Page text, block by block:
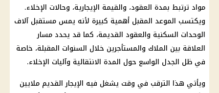
مواد ترتبط بمدة العقود، والقيمة الإيجارية، وحالات الإخلاء.
ويكتسب الموعد المقبل أهمية كبيرة لأنه يمس مستقبل آلاف
الوحدات السكنية والعقود القديمة، كما قد يحدد مسار
العلاقة بين الملاك والمستأجرين خلال السنوات المقبلة، خاصة
في ظل الجدل الواسع حول المدة الانتقالية وآليات الإخلاء.
ويأتي هذا الترقب في وقت يشغل فيه الإيجار القديم ملايين